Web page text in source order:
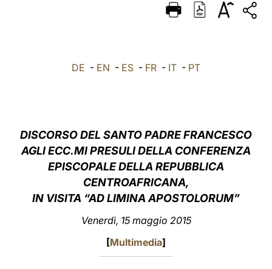
ITALIANO
中文
LATINE
DE - EN - ES - FR - IT - PT
DISCORSO DEL SANTO PADRE FRANCESCO
AGLI ECC.MI PRESULI DELLA CONFERENZA
EPISCOPALE DELLA REPUBBLICA
CENTROAFRICANA,
IN VISITA “AD LIMINA APOSTOLORUM”
Venerdì, 15 maggio 2015
[Multimedia]